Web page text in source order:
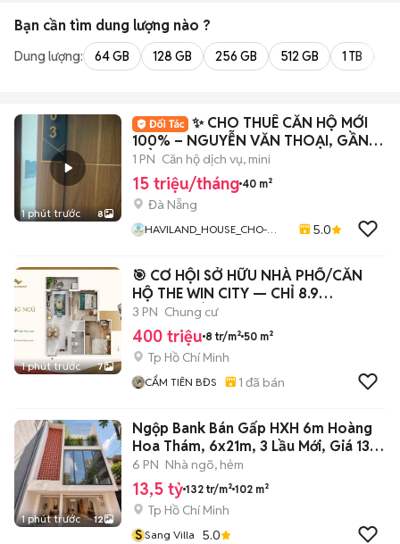
Bạn cần tìm dung lượng nào ?
Dung lượng: 64 GB 128 GB 256 GB 512 GB 1 TB
1 phút trước 8
✨ CHO THUÊ CĂN HỘ MỚI
100% – NGUYỄN VĂN THOẠI, GẦN
BIỂN ✨
1 PN Căn hộ dịch vụ, mini
15 triệu/tháng 40 m²
Đà Nẵng
HAVILAND_HOUSE_CHO-
5.0
1 phút trước 7
​🎯 CƠ HỘI SỞ HỮU NHÀ PHỐ/CĂN
HỘ THE WIN CITY — CHỈ 8.9
TRIỆU/THÁNG!
3 PN Chung cư
400 triệu 8 tr/m² 50 m²
Tp Hồ Chí Minh
CẨM TIÊN BĐS 1 đã bán
1 phút trước 12
Ngộp Bank Bán Gấp HXH 6m Hoàng
Hoa Thám, 6x21m, 3 Lầu Mới, Giá 13.5
tỷ
6 PN Nhà ngõ, hẻm
13,5 tỷ 132 tr/m² 102 m²
Tp Hồ Chí Minh
S Sang Villa 5.0